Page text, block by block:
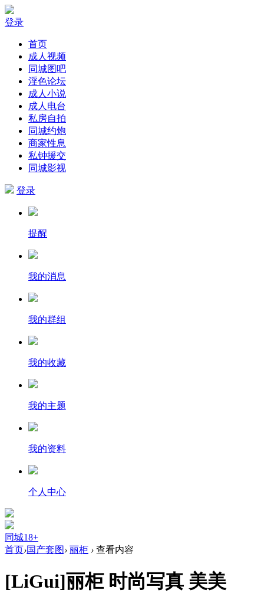
登录
首页
成人视频
同城图吧
淫色论坛
成人小说
成人电台
私房自拍
同城约炮
商家性息
私钟援交
同城影视
登录
提醒
我的消息
我的群组
我的收藏
我的主题
我的资料
个人中心
同城18+
首页›国产套图› 丽柜 › 查看内容
[LiGui]丽柜 时尚写真 美美